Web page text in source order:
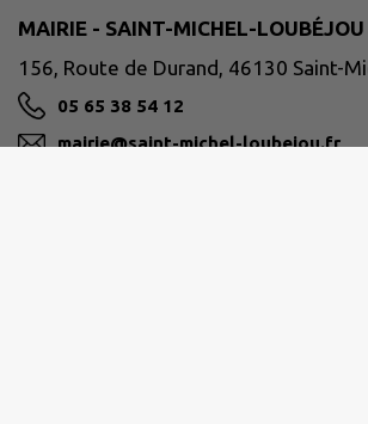
MAIRIE - SAINT-MICHEL-LOUBÉJOU
156, Route de Durand, 46130 Saint-
05 65 38 54 12
mairie@saint-michel-loubejou.fr